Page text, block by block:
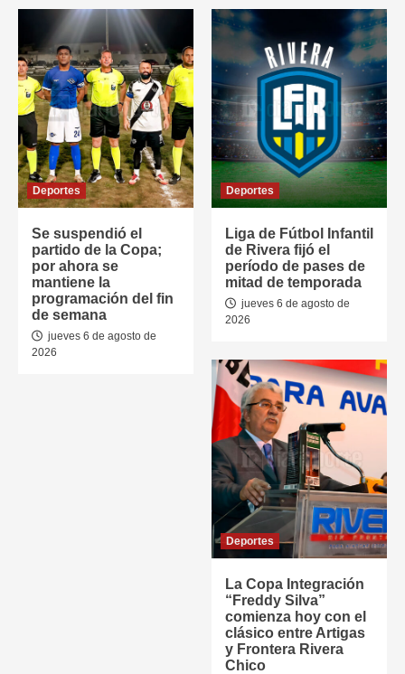
Deportes
Se suspendió el
partido de la Copa;
por ahora se
mantiene la
programación del fin
de semana
jueves 6 de agosto de
2026
Deportes
Liga de Fútbol Infantil
de Rivera fijó el
período de pases de
mitad de temporada
jueves 6 de agosto de
2026
Deportes
La Copa Integración
“Freddy Silva”
comienza hoy con el
clásico entre Artigas
y Frontera Rivera
Chico